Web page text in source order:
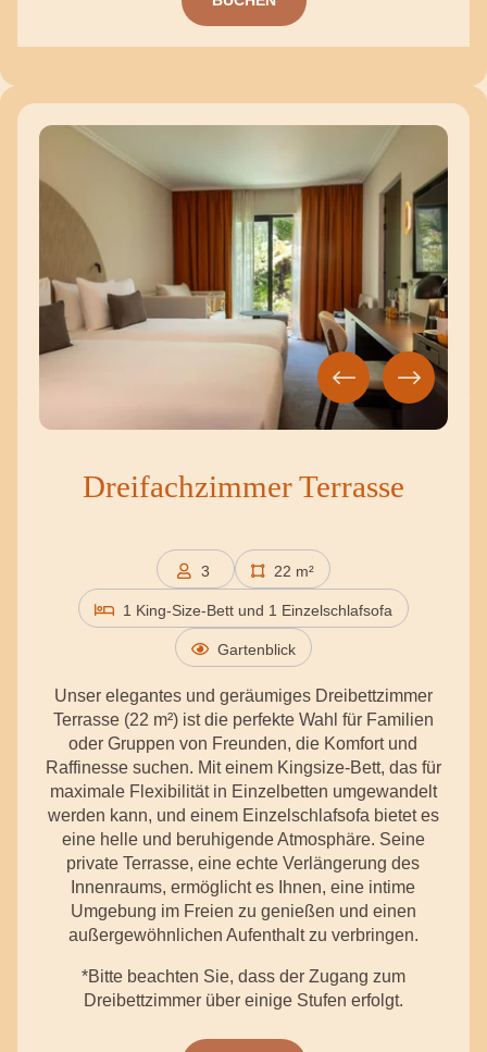
Dreifachzimmer Terrasse
3
Personen
22 m²
1 King-Size-Bett und 1 Einzelschlafsofa
Gartenblick
Unser elegantes und geräumiges Dreibettzimmer
Terrasse (22 m²) ist die perfekte Wahl für Familien
oder Gruppen von Freunden, die Komfort und
Raffinesse suchen. Mit einem Kingsize-Bett, das für
maximale Flexibilität in Einzelbetten umgewandelt
werden kann, und einem Einzelschlafsofa bietet es
eine helle und beruhigende Atmosphäre. Seine
private Terrasse, eine echte Verlängerung des
Innenraums, ermöglicht es Ihnen, eine intime
Umgebung im Freien zu genießen und einen
außergewöhnlichen Aufenthalt zu verbringen.
*Bitte beachten Sie, dass der Zugang zum
Dreibettzimmer über einige Stufen erfolgt.